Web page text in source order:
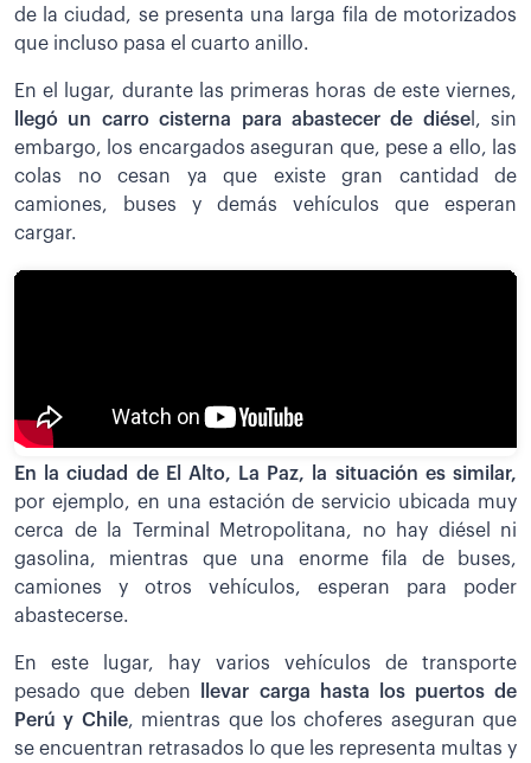
de la ciudad, se presenta una larga fila de motorizados
que incluso pasa el cuarto anillo.
En el lugar, durante las primeras horas de este viernes,
llegó un carro cisterna para abastecer de diésel, sin
embargo, los encargados aseguran que, pese a ello, las
colas no cesan ya que existe gran cantidad de
camiones, buses y demás vehículos que esperan
cargar.
En la ciudad de El Alto, La Paz, la situación es similar,
por ejemplo, en una estación de servicio ubicada muy
cerca de la Terminal Metropolitana, no hay diésel ni
gasolina, mientras que una enorme fila de buses,
camiones y otros vehículos, esperan para poder
abastecerse.
En este lugar, hay varios vehículos de transporte
pesado que deben
llevar carga hasta los puertos de
Perú y Chile, mientras que los choferes aseguran que
se encuentran retrasados lo que les representa multas y